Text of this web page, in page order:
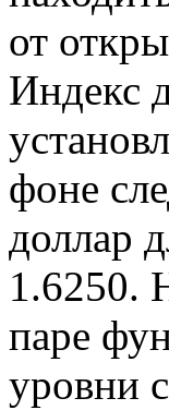
от
Индекс
фоне
доллар
1.6250.
паре
уровни